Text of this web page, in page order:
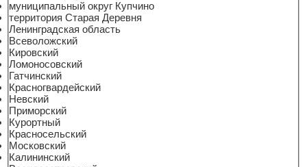
муниципальный округ Купчино
территория Старая Деревня
Ленинградская область
Всеволожский
Кировский
Ломоносовский
Гатчинский
Красногвардейский
Невский
Приморский
Курортный
Красносельский
Московский
Калининский